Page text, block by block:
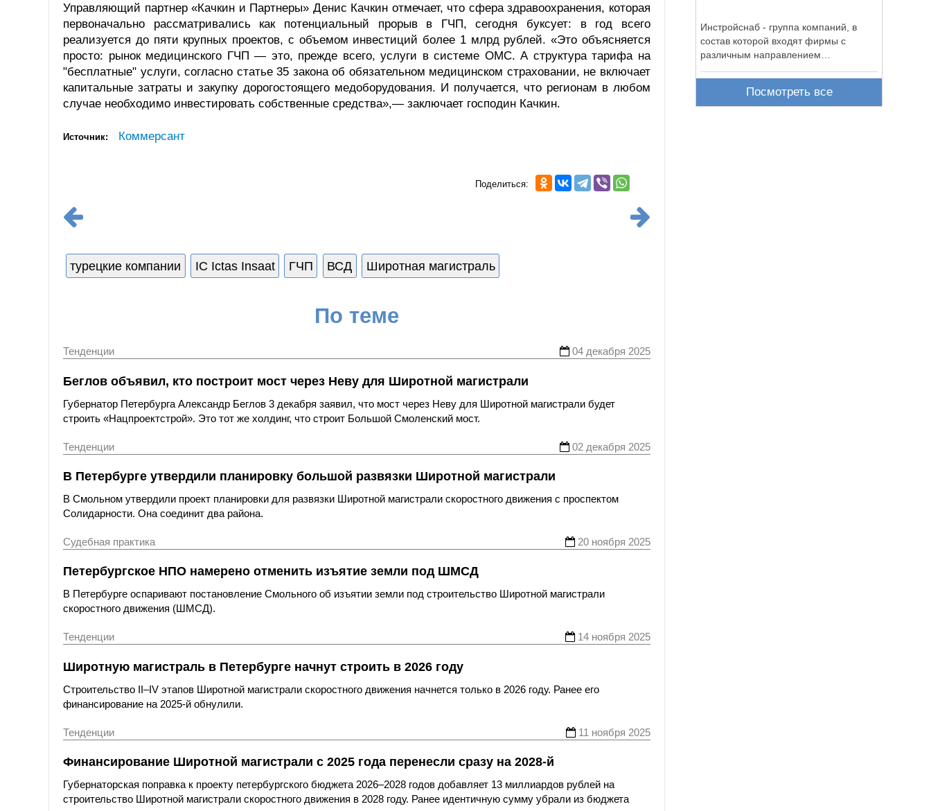
Управляющий партнер «Качкин и Партнеры» Денис Качкин отмечает, что сфера здравоохранения, которая
первоначально рассматривались как потенциальный прорыв в ГЧП, сегодня буксует: в год всего
реализуется до пяти крупных проектов, с объемом инвестиций более 1 млрд рублей. «Это объясняется
просто: рынок медицинского ГЧП — это, прежде всего, услуги в системе ОМС. А структура тарифа на
"бесплатные" услуги, согласно статье 35 закона об обязательном медицинском страховании, не включает
капитальные затраты и закупку дорогостоящего медоборудования. И получается, что регионам в любом
случае необходимо инвестировать собственные средства»,— заключает господин Качкин.
Источник: Коммерсант
Поделиться:
турецкие компании IC Ictas Insaat ГЧП ВСД Широтная магистраль
По теме
Тенденции 04 декабря 2025
Беглов объявил, кто построит мост через Неву для Широтной магистрали
Губернатор Петербурга Александр Беглов 3 декабря заявил, что мост через Неву для Широтной магистрали будет
строить «Нацпроектстрой». Это тот же холдинг, что строит Большой Смоленский мост.
Тенденции 02 декабря 2025
В Петербурге утвердили планировку большой развязки Широтной магистрали
В Смольном утвердили проект планировки для развязки Широтной магистрали скоростного движения с проспектом
Солидарности. Она соединит два района.
Судебная практика 20 ноября 2025
Петербургское НПО намерено отменить изъятие земли под ШМСД
В Петербурге оспаривают постановление Смольного об изъятии земли под строительство Широтной магистрали
скоростного движения (ШМСД).
Тенденции 14 ноября 2025
Широтную магистраль в Петербурге начнут строить в 2026 году
Строительство II–IV этапов Широтной магистрали скоростного движения начнется только в 2026 году. Ранее его
финансирование на 2025-й обнулили.
Тенденции 11 ноября 2025
Финансирование Широтной магистрали с 2025 года перенесли сразу на 2028-й
Губернаторская поправка к проекту петербургского бюджета 2026–2028 годов добавляет 13 миллиардов рублей на
строительство Широтной магистрали скоростного движения в 2028 году. Ранее идентичную сумму убрали из бюджета
Инстройснаб - группа компаний, в
состав которой входят фирмы с
различным направлением
Посмотреть все